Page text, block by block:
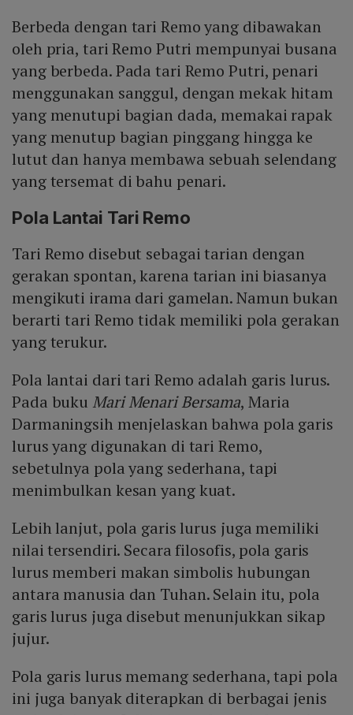
Berbeda dengan tari Remo yang dibawakan
oleh pria, tari Remo Putri mempunyai busana
yang berbeda. Pada tari Remo Putri, penari
menggunakan sanggul, dengan mekak hitam
yang menutupi bagian dada, memakai rapak
yang menutup bagian pinggang hingga ke
lutut dan hanya membawa sebuah selendang
yang tersemat di bahu penari.
Pola Lantai Tari Remo
Tari Remo disebut sebagai tarian dengan
gerakan spontan, karena tarian ini biasanya
mengikuti irama dari gamelan. Namun bukan
berarti tari Remo tidak memiliki pola gerakan
yang terukur.
Pola lantai dari tari Remo adalah garis lurus.
Pada buku Mari Menari Bersama, Maria
Darmaningsih menjelaskan bahwa pola garis
lurus yang digunakan di tari Remo,
sebetulnya pola yang sederhana, tapi
menimbulkan kesan yang kuat.
Lebih lanjut, pola garis lurus juga memiliki
nilai tersendiri. Secara filosofis, pola garis
lurus memberi makan simbolis hubungan
antara manusia dan Tuhan. Selain itu, pola
garis lurus juga disebut menunjukkan sikap
jujur.
Pola garis lurus memang sederhana, tapi pola
ini juga banyak diterapkan di berbagai jenis